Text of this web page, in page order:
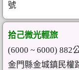
號
拾己微光輕旅
(6000 ~ 6000) 882
金門縣金城鎮民權